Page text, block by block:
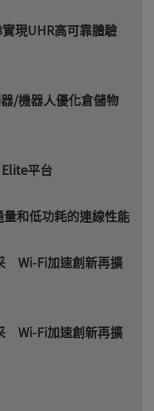
現UHR高可靠體驗
/機器人優化倉儲物
平台
和低功耗的連線性能
Wi-Fi加速創新再擴
Wi-Fi加速創新再擴